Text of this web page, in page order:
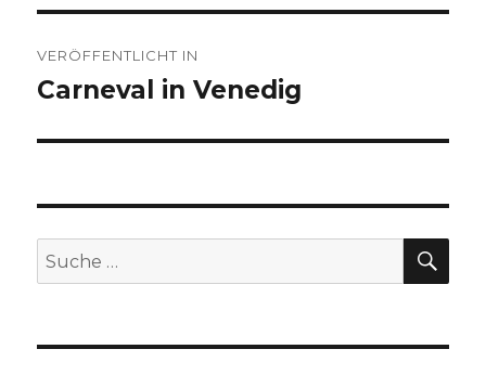
VERÖFFENTLICHT IN
Carneval in Venedig
Suche
nach: